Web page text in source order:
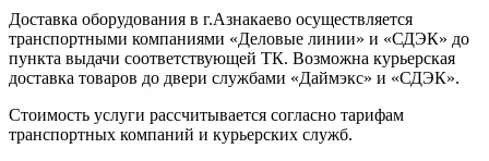
Доставка оборудования в г.Азнакаево осуществляется
транспортными компаниями «Деловые линии» и «СДЭК» до
пункта выдачи соответствующей ТК. Возможна курьерская
доставка товаров до двери службами «Даймэкс» и «СДЭК».
Стоимость услуги рассчитывается согласно тарифам
транспортных компаний и курьерских служб.